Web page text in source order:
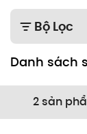
Bộ Lọc
Danh sách
2 sản